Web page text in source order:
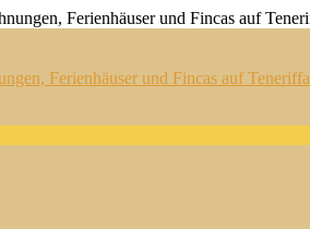
Ferienhäuser und Fincas auf Teneriffa